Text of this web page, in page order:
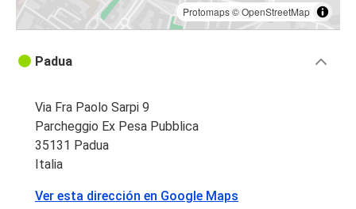
Protomaps©OpenStreetMap
Padua
Via Fra Paolo Sarpi 9
Parcheggio Ex Pesa Pubblica
35131 Padua
Italia
Ver esta dirección en Google Maps